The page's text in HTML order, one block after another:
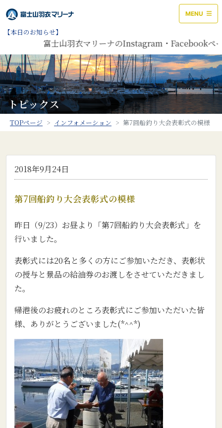
MENU
【本日のお知らせ】
富士山羽衣マリーナのInstagram・Facebookペー
トピックス
TOPページ インフォメーション 第7回船釣り大会表彰式の模様
2018年9月24日
第7回船釣り大会表彰式の模様
昨日（9/23）お昼より「第7回船釣り大会表彰式」を
行いました。
表彰式には20名と多くの方にご参加いただき、表彰状
の授与と景品の給油券のお渡しをさせていただきまし
た。
帰港後のお疲れのところ表彰式にご参加いただいた皆
様、ありがとうございました(*^^*)